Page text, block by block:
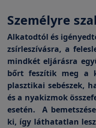
Személyre
Alkatodtól és
zsírleszívásra, a
mindkét eljárásra
bőrt feszítik meg a
plasztikai sebészek,
és a nyakizmok
esetén. A
ki, így láthatatlan